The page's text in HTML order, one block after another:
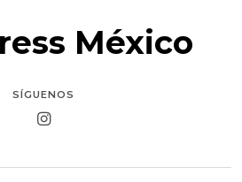
México
SÍGUENOS